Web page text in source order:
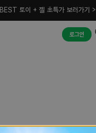
BEST 토이 + 젤 초특가 보러가기 >
로그인